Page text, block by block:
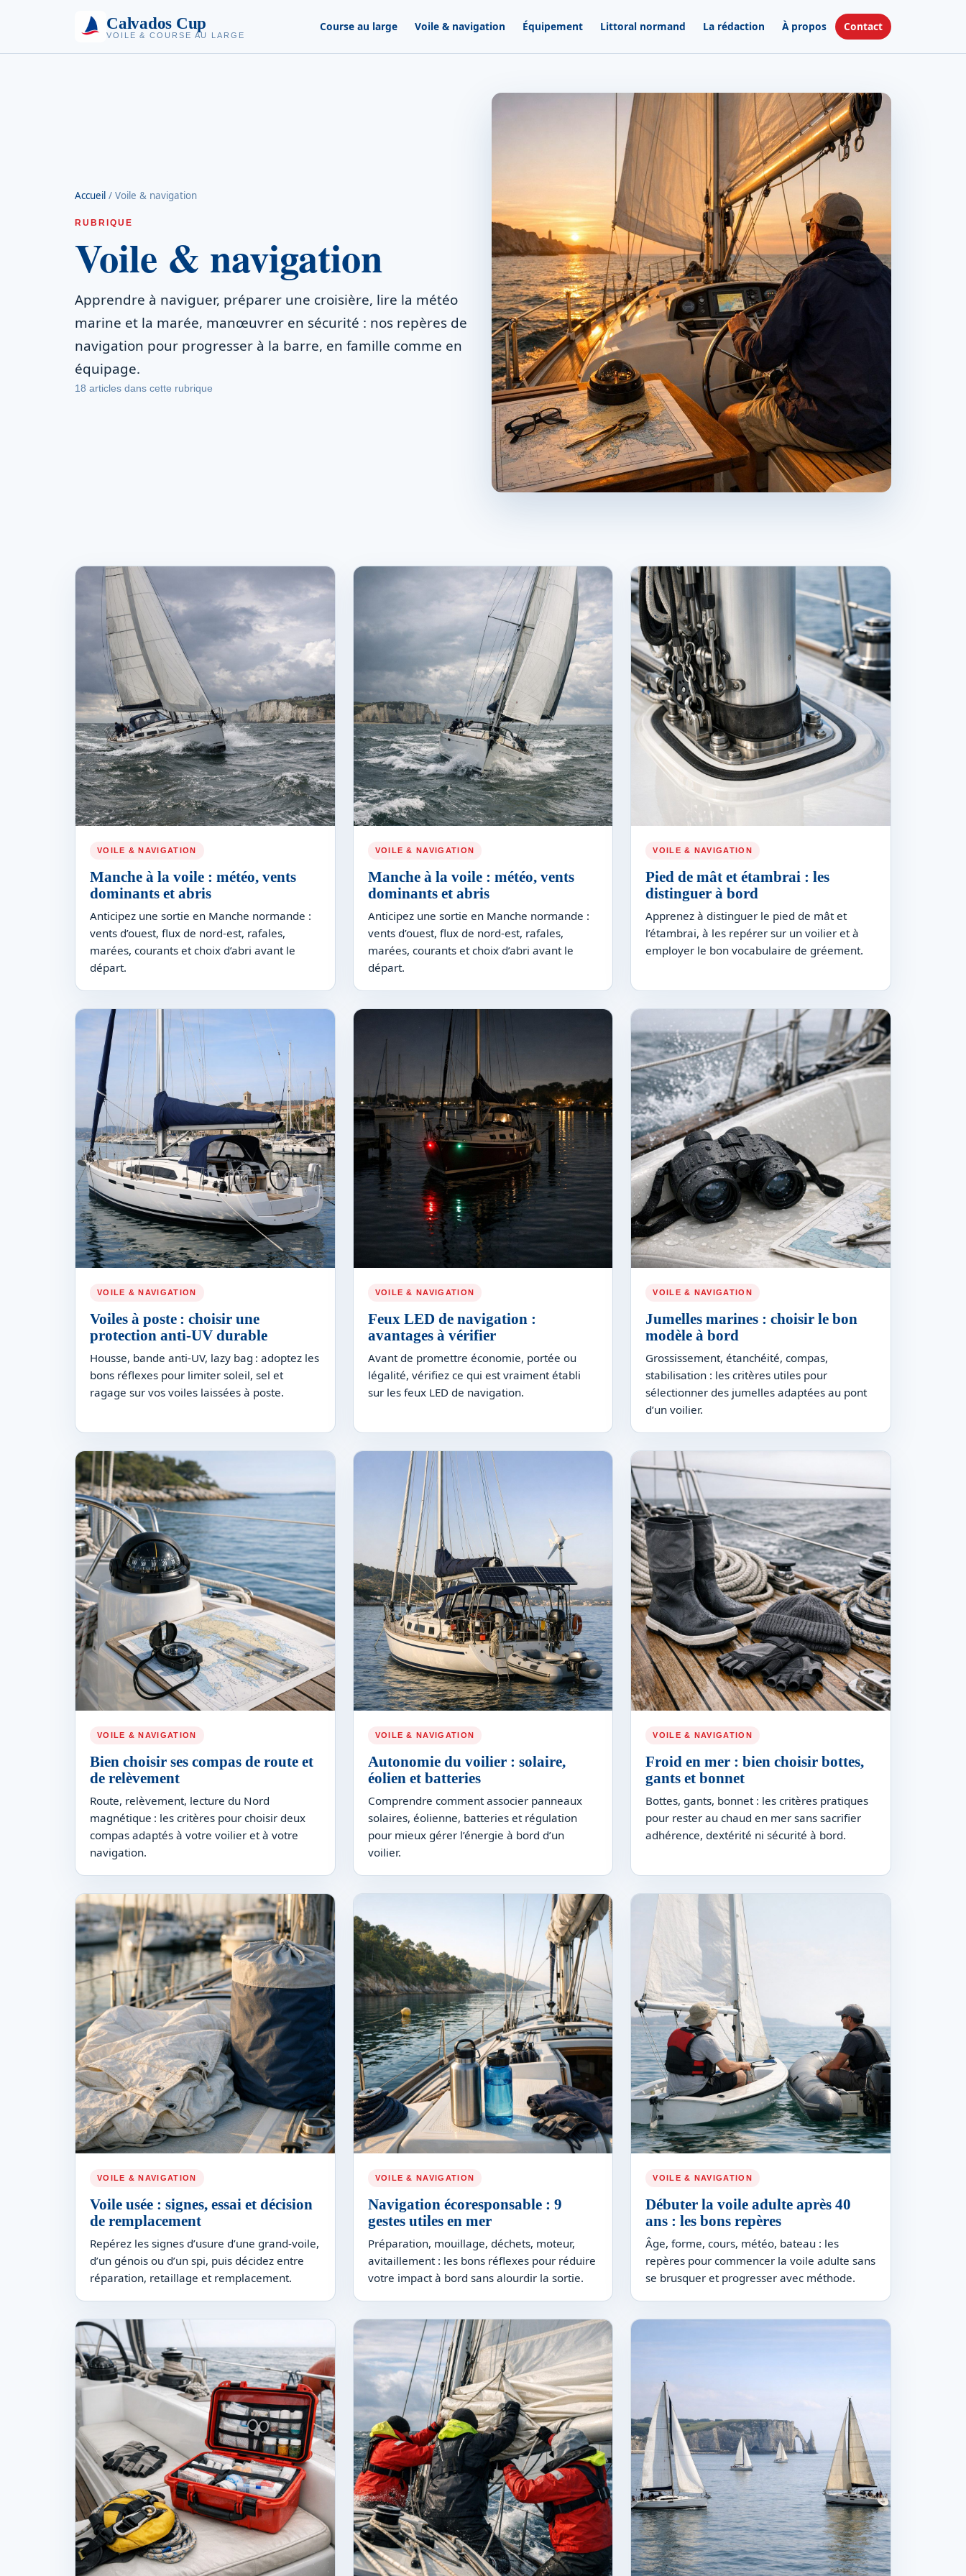
Calvados Cup
VOILE & COURSE AU LARGE
Course au large Voile & navigation Équipement Littoral normand La rédaction À propos Contact
Accueil / Voile & navigation
RUBRIQUE
Voile & navigation
Apprendre à naviguer, préparer une croisière, lire la météo
marine et la marée, manœuvrer en sécurité : nos repères de
navigation pour progresser à la barre, en famille comme en
équipage.
18 articles dans cette rubrique
VOILE & NAVIGATION
Manche à la voile : météo, vents
dominants et abris
Anticipez une sortie en Manche normande :
vents d’ouest, flux de nord-est, rafales,
marées, courants et choix d’abri avant le
départ.
VOILE & NAVIGATION
Manche à la voile : météo, vents
dominants et abris
Anticipez une sortie en Manche normande :
vents d’ouest, flux de nord-est, rafales,
marées, courants et choix d’abri avant le
départ.
VOILE & NAVIGATION
Pied de mât et étambrai : les
distinguer à bord
Apprenez à distinguer le pied de mât et
l’étambrai, à les repérer sur un voilier et à
employer le bon vocabulaire de gréement.
VOILE & NAVIGATION
Voiles à poste : choisir une
protection anti-UV durable
Housse, bande anti-UV, lazy bag : adoptez les
bons réflexes pour limiter soleil, sel et
ragage sur vos voiles laissées à poste.
VOILE & NAVIGATION
Feux LED de navigation :
avantages à vérifier
Avant de promettre économie, portée ou
légalité, vérifiez ce qui est vraiment établi
sur les feux LED de navigation.
VOILE & NAVIGATION
Jumelles marines : choisir le bon
modèle à bord
Grossissement, étanchéité, compas,
stabilisation : les critères utiles pour
sélectionner des jumelles adaptées au pont
d’un voilier.
VOILE & NAVIGATION
Bien choisir ses compas de route et
de relèvement
Route, relèvement, lecture du Nord
magnétique : les critères pour choisir deux
compas adaptés à votre voilier et à votre
navigation.
VOILE & NAVIGATION
Autonomie du voilier : solaire,
éolien et batteries
Comprendre comment associer panneaux
solaires, éolienne, batteries et régulation
pour mieux gérer l’énergie à bord d’un
voilier.
VOILE & NAVIGATION
Froid en mer : bien choisir bottes,
gants et bonnet
Bottes, gants, bonnet : les critères pratiques
pour rester au chaud en mer sans sacrifier
adhérence, dextérité ni sécurité à bord.
VOILE & NAVIGATION
Voile usée : signes, essai et décision
de remplacement
Repérez les signes d’usure d’une grand-voile,
d’un génois ou d’un spi, puis décidez entre
réparation, retaillage et remplacement.
VOILE & NAVIGATION
Navigation écoresponsable : 9
gestes utiles en mer
Préparation, mouillage, déchets, moteur,
avitaillement : les bons réflexes pour réduire
votre impact à bord sans alourdir la sortie.
VOILE & NAVIGATION
Débuter la voile adulte après 40
ans : les bons repères
Âge, forme, cours, météo, bateau : les
repères pour commencer la voile adulte sans
se brusquer et progresser avec méthode.